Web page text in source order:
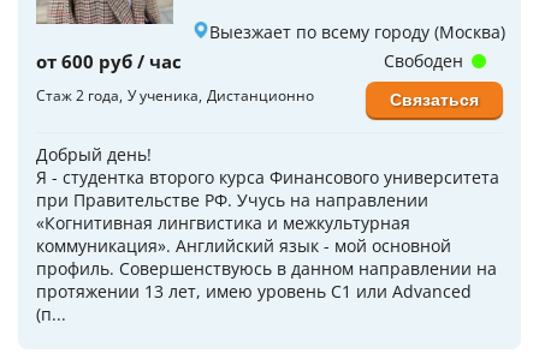
Выезжает по всему городу (Москва)
от 600 руб / час
Стаж 2 года У ученика Дистанционно
Добрый день!
Я - студентка второго курса Финансового университета
при Правительстве РФ. Учусь на направлении
«Когнитивная лингвистика и межкультурная
коммуникация». Английский язык - мой основной
профиль. Совершенствуюсь в данном направлении на
протяжении 13 лет, имею уровень С1 или Advanced
(п...
Свободен
Связаться